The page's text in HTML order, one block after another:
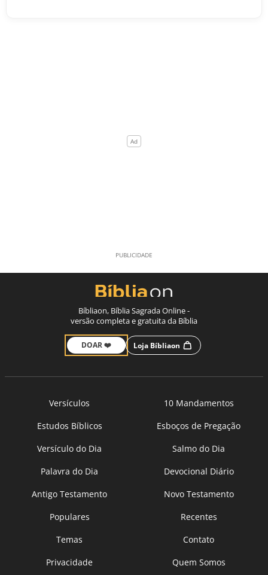
Bíbliaon, Bíblia Sagrada Online -
versão completa e gratuita da Bíblia
DOAR ❤️ Loja Bíbliaon
Versículos
10 Mandamentos
Estudos Bíblicos
Esboços de Pregação
Versículo do Dia
Salmo do Dia
Palavra do Dia
Devocional Diário
Antigo Testamento
Novo Testamento
Populares
Recentes
Temas
Contato
Privacidade
Quem Somos